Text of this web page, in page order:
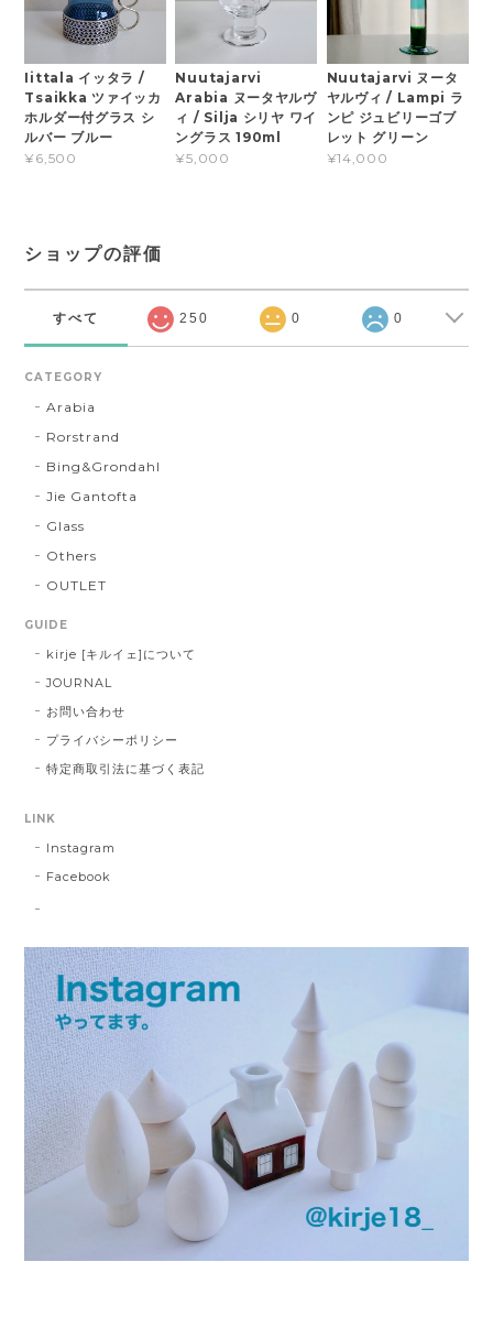
Iittala イッタラ /
Tsaikka ツァイッカ
ホルダー付グラス シ
ルバー ブルー
¥6,500
Nuutajarvi
Arabia ヌータヤルヴ
ィ / Silja シリヤ ワイ
ングラス 190ml
¥5,000
Nuutajarvi ヌータ
ヤルヴィ / Lampi ラ
ンピ ジュビリーゴブ
レット グリーン
¥14,000
ショップの評価
すべて 250 0 0
CATEGORY
Arabia
Rorstrand
Bing&Grondahl
Jie Gantofta
Glass
Others
OUTLET
GUIDE
kirje [キルイェ]について
JOURNAL
お問い合わせ
プライバシーポリシー
特定商取引法に基づく表記
LINK
Instagram
Facebook